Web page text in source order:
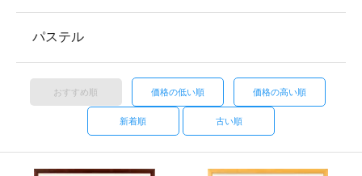
パステル
おすすめ順 価格の低い順 価格の高い順
新着順 古い順